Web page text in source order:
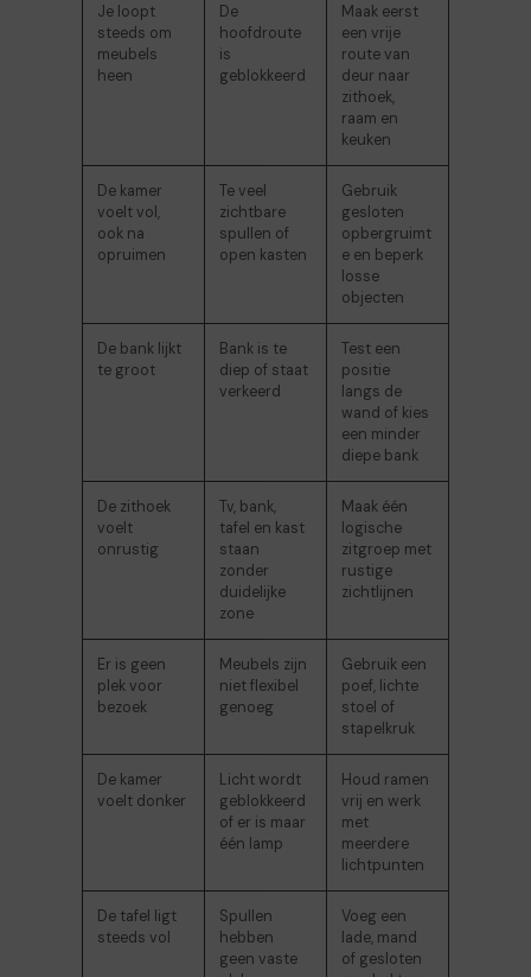
Je loopt
steeds om
meubels
heen
De
hoofdroute
is
geblokkeerd
Maak eerst
een vrije
route van
deur naar
zithoek,
raam en
keuken
De kamer
voelt vol,
ook na
opruimen
Te veel
zichtbare
spullen of
open kasten
Gebruik
gesloten
opbergruimt
e en beperk
losse
objecten
De bank lijkt
te groot
Bank is te
diep of staat
verkeerd
Test een
positie
langs de
wand of kies
een minder
diepe bank
De zithoek
voelt
onrustig
Tv, bank,
tafel en kast
staan
zonder
duidelijke
zone
Maak één
logische
zitgroep met
rustige
zichtlijnen
Er is geen
plek voor
bezoek
Meubels zijn
niet flexibel
genoeg
Gebruik een
poef, lichte
stoel of
stapelkruk
De kamer
voelt donker
Licht wordt
geblokkeerd
of er is maar
één lamp
Houd ramen
vrij en werk
met
meerdere
lichtpunten
De tafel ligt
steeds vol
Spullen
hebben
geen vaste
Voeg een
lade, mand
of gesloten